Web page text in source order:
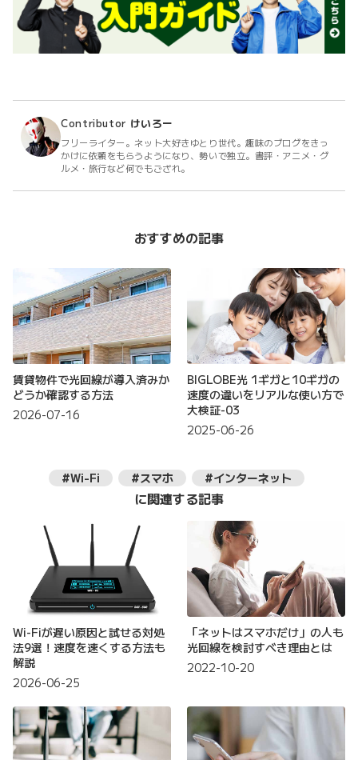
Contributor けいろー
フリーライター。ネット大好きゆとり世代。趣味のブログをきっ
かけに依頼をもらうようになり、勢いで独立。書評・アニメ・グ
ルメ・旅行など何でもござれ。
おすすめの記事
賃貸物件で光回線が導入済みか
どうか確認する方法
2026-07-16
BIGLOBE光 1ギガと10ギガの
速度の違いをリアルな使い方で
大検証-03
2025-06-26
#Wi-Fi #スマホ #インターネット
に関連する記事
Wi-Fiが遅い原因と試せる対処
法9選！速度を速くする方法も
解説
2026-06-25
「ネットはスマホだけ」の人も
光回線を検討すべき理由とは
2022-10-20